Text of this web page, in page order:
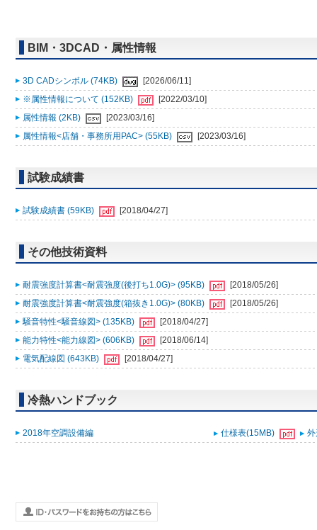
BIM・3DCAD・属性情報
3D CADシンボル (74KB)
[2026/06/11]
※属性情報について (152KB)
[2022/03/10]
属性情報 (2KB)
[2023/03/16]
属性情報<店舗・事務所用PAC> (55KB)
[2023/03/16]
試験成績書
試験成績書 (59KB) [2018/04/27]
その他技術資料
耐震強度計算書<耐震強度(後打ち1.0G)> (95KB)
[2018/05/26]
耐震強度計算書<耐震強度(箱抜き1.0G)> (80KB)
[2018/05/26]
騒音特性<騒音線図> (135KB)
[2018/04/27]
能力特性<能力線図> (606KB)
[2018/06/14]
電気配線図 (643KB)
[2018/04/27]
冷熱ハンドブック
2018年空調設備編 仕様表(15MB)